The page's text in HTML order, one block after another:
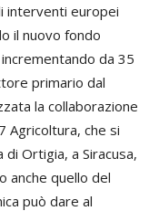
interventi europei
il nuovo fondo
da 35
primario dal
la collaborazione
Agricoltura, che si
Ortigia, a Siracusa,
anche quello del
può dare al